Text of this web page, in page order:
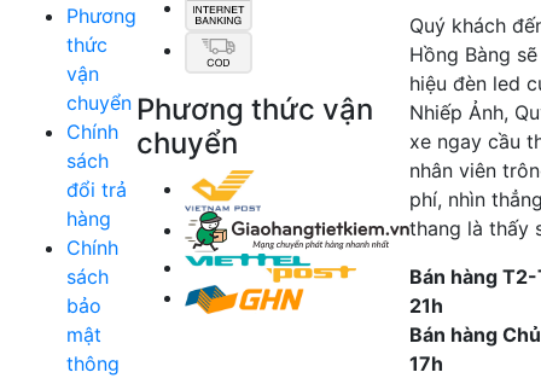
Phương
thức
vận
chuyển
Chính
sách
đổi trả
hàng
Chính
sách
bảo
mật
thông
Phương thức vận
chuyển
Quý khách
Hồng Bàng
hiệu đèn led
Nhiếp Ảnh,
xe ngay cầu
nhân viên
phí, nhìn
thang là thấy
Bán hàng
21h
Bán hàng
17h